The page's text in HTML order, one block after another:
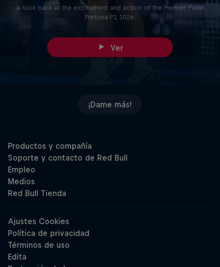
A look back at the excitement and action of the Premier Padel
Pretoria P1 2026.
Ver
¡Dame más!